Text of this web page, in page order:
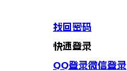
找回密码
快速登录
QQ登录微信登录